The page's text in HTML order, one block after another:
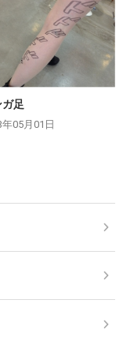
ガ足
05月01日